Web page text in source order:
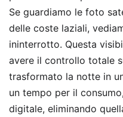
Se guardiamo le foto
delle coste laziali,
ininterrotto. Questa
avere il controllo totale
trasformato la notte in
un tempo per il
digitale, eliminando